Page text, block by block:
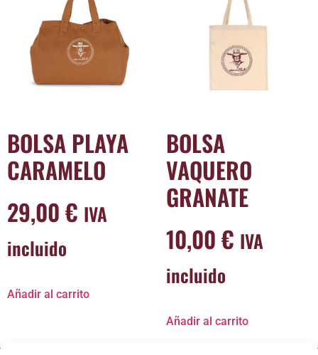
BOLSA PLAYA
CARAMELO
29,00€ IVA
incluido
Añadir al carrito
BOLSA
VAQUERO
GRANATE
10,00€ IVA
incluido
Añadir al carrito